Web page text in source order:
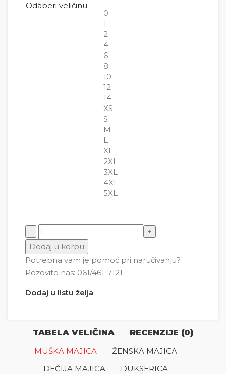
Odaberi veličinu
0
1
2
4
6
8
10
12
14
XS
S
M
L
XL
2XL
3XL
4XL
5XL
Bananamen količina
Dodaj u korpu
Potrebna vam je pomoć pri naručivanju?
Pozovite nas: 061/461-7121
Dodaj u listu želja
TABELA VELIČINA
RECENZIJE (0)
MUŠKA MAJICA
ŽENSKA MAJICA
DEČIJA MAJICA
DUKSERICA